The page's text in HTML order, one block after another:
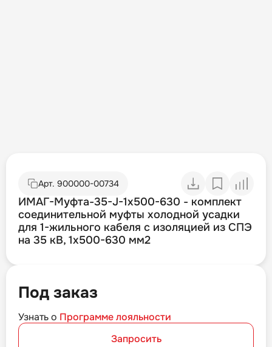
Арт. 900000-00734
ИМАГ-Муфта-35-J-1х500-630 - комплект
соединительной муфты холодной усадки
для 1-жильного кабеля с изоляцией из СПЭ
на 35 кВ, 1х500-630 мм2
Под заказ
Узнать о Программе лояльности
Запросить